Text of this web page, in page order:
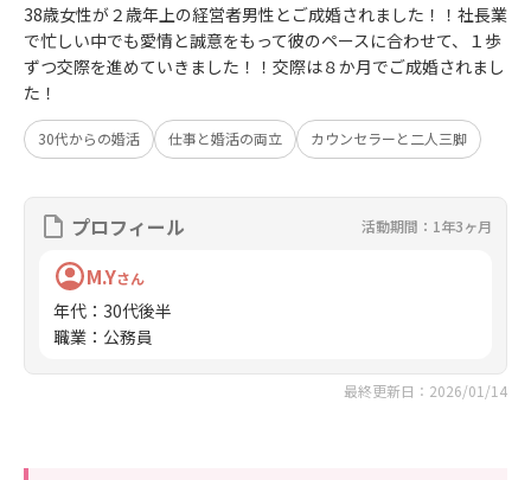
38歳女性が２歳年上の経営者男性とご成婚されました！！社長業
で忙しい中でも愛情と誠意をもって彼のペースに合わせて、１歩
ずつ交際を進めていきました！！交際は８か月でご成婚されまし
た！
30代からの婚活 仕事と婚活の両立 カウンセラーと二人三脚
プロフィール 活動期間：1年3ヶ月
M.Yさん
年代 ： 30代後半
職業 ： 公務員
最終更新日：2026/01/14